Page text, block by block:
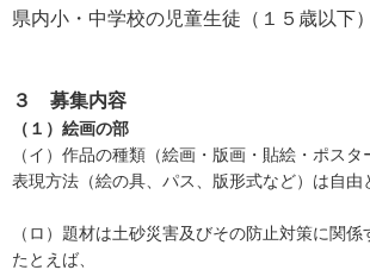
県内小・中学校の児童生徒（１５歳以下）
３ 募集内容
（１）絵画の部
（イ）作品の種類（絵画・版画・貼絵・ポスタ
表現方法（絵の具、パス、版形式など）は自由
（ロ）題材は土砂災害及びその防止対策に関係
たとえば、